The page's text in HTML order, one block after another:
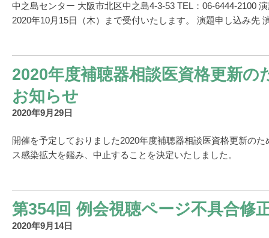
中之島センター 大阪市北区中之島4-3-53 TEL：06-6444-2100
2020年10月15日（木）まで受付いたします。 演題申し込み先
2020年度補聴器相談医資格更新の
お知らせ
2020年9月29日
開催を予定しておりました2020年度補聴器相談医資格更新の
ス感染拡大を鑑み、中止することを決定いたしました。
第354回 例会視聴ページ不具合修
2020年9月14日